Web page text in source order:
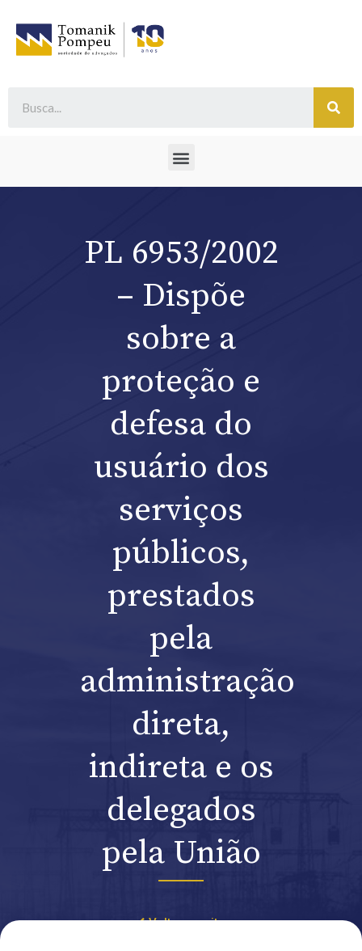
PL 6953/2002
– Dispõe
sobre a
proteção e
defesa do
usuário dos
serviços
públicos,
prestados
pela
administração
direta,
indireta e os
delegados
pela União
Voltar ao site